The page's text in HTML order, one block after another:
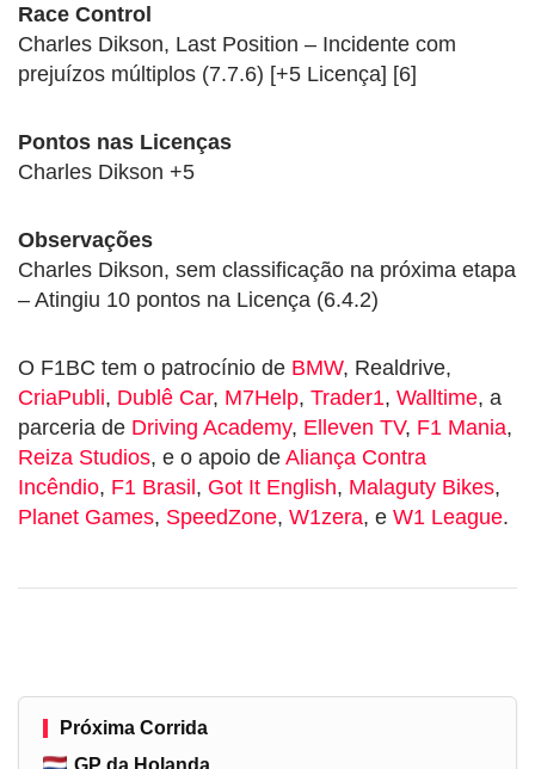
Race Control
Charles Dikson, Last Position – Incidente com
prejuízos múltiplos (7.7.6) [+5 Licença] [6]
Pontos nas Licenças
Charles Dikson +5
Observações
Charles Dikson, sem classificação na próxima etapa
– Atingiu 10 pontos na Licença (6.4.2)
O F1BC tem o patrocínio de BMW, Realdrive,
CriaPubli, Dublê Car, M7Help, Trader1, Walltime, a
parceria de Driving Academy, Elleven TV, F1 Mania,
Reiza Studios, e o apoio de Aliança Contra
Incêndio, F1 Brasil, Got It English, Malaguty Bikes,
Planet Games, SpeedZone, W1zera, e W1 League.
Próxima Corrida
GP da Holanda